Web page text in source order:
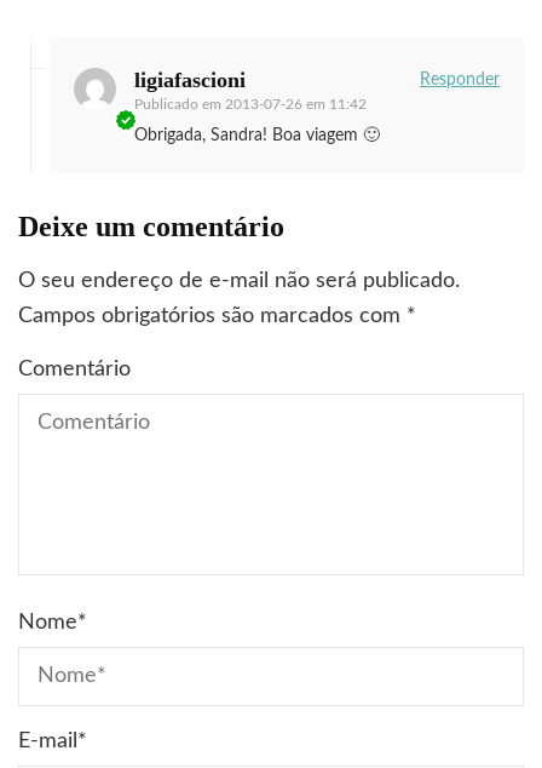
ligiafascioni
Publicado em 2013-07-26 em 11:42
Responder
Obrigada, Sandra! Boa viagem 🙂
Deixe um comentário
O seu endereço de e-mail não será publicado.
Campos obrigatórios são marcados com *
Comentário
Nome*
E-mail *